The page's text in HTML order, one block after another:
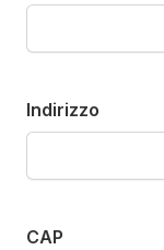
Indirizzo
CAP